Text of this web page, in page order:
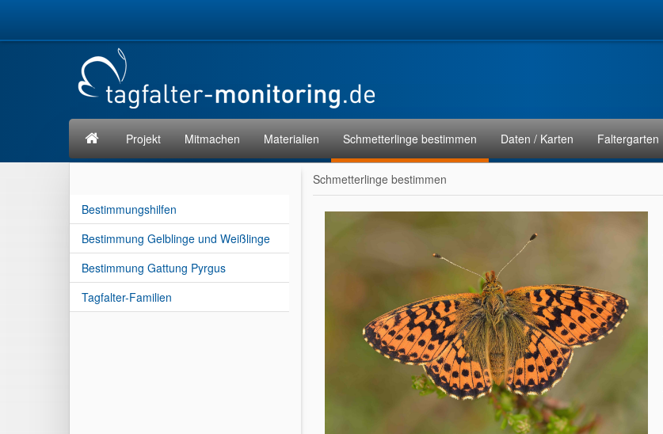
Projekt Mitmachen Materialien Schmetterlinge bestimmen Daten / Karten Faltergarten
Bestimmungshilfen
Bestimmung Gelblinge und Weißlinge
Bestimmung Gattung Pyrgus
Tagfalter-Familien
Schmetterlinge bestimmen